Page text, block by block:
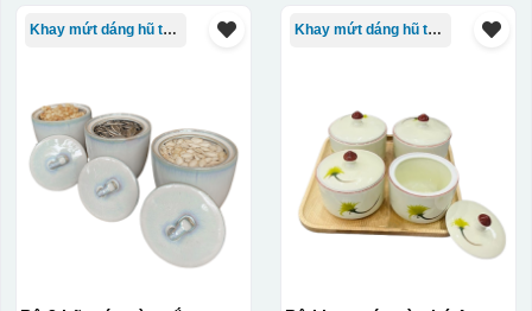
Khay mứt dáng hũ tròn Khay mứt dáng hũ tròn